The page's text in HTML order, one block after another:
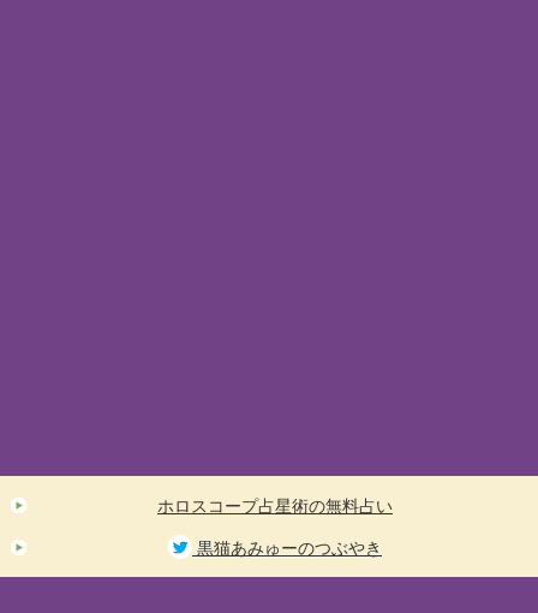
ホロスコープ占星術の無料占い
黒猫あみゅーのつぶやき